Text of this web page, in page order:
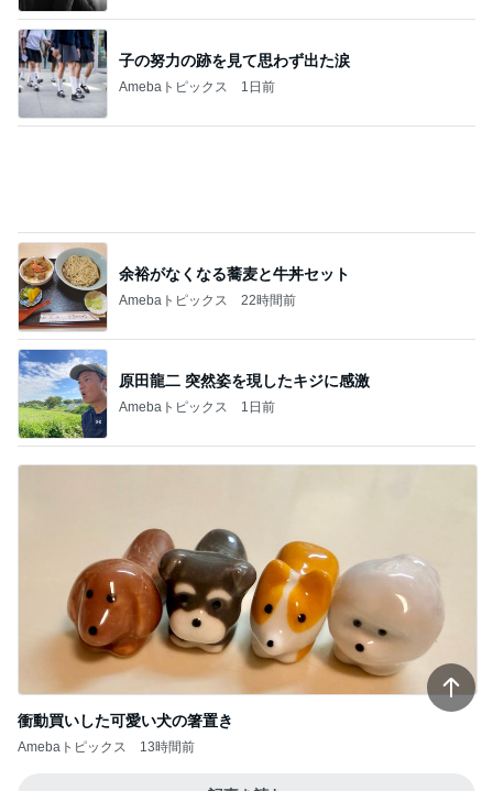
子の努力の跡を見て思わず出た涙
Amebaトピックス 1日前
原田龍二 突然姿を現したキジに感激
Amebaトピックス 1日前
衝動買いした可愛い犬の箸置き
Amebaトピックス 13時間前
記事を読む